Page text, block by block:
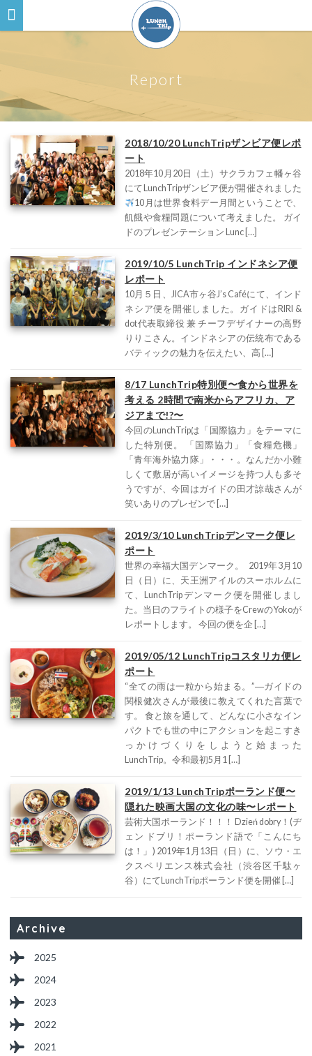
Report
2018/10/20 LunchTripザンビア便レポ
ート
2018年10月20日（土）サクラカフェ幡ヶ谷
にてLunchTripザンビア便が開催されました
10月は世界食料デー月間ということで、
飢餓や食糧問題について考えました。 ガイ
ドのプレゼンテーション Lunc […]
2019/10/5 LunchTrip インドネシア便
レポート
10月５日、JICA市ヶ谷J’s Caféにて、インド
ネシア便を開催しました。ガイドはRIRI &
dot代表取締役 兼 チーフデザイナーの高野
りりこさん。インドネシアの伝統布である
バティックの魅力を伝えたい、高 […]
8/17 LunchTrip特別便〜食から世界を
考える 2時間で南米からアフリカ、ア
ジアまで!?〜
今回のLunchTripは「国際協力」をテーマに
した特別便。 「国際協力」「食糧危機」
「青年海外協力隊」・・・。なんだか小難
しくて敷居が高いイメージを持つ人も多そ
うですが、今回はガイドの田才諒哉さんが
笑いありのプレゼンで […]
2019/3/10 LunchTripデンマーク便レ
ポート
世界の幸福大国デンマーク。 2019年3月10
日（日）に、天王洲アイルのスーホルムに
て、LunchTripデンマーク便を開催しまし
た。当日のフライトの様子をCrewのYokoが
レポートします。 今回の便を企 […]
2019/05/12 LunchTripコスタリカ便レ
ポート
“全ての雨は一粒から始まる。”―ガイドの
関根健次さんが最後に教えてくれた言葉で
す。 食と旅を通して、どんなに小さなイン
パクトでも世の中にアクションを起こすき
っかけづくりをしようと始まった
LunchTrip。令和最初5月1 […]
2019/1/13 LunchTripポーランド便〜
隠れた映画大国の文化の味〜レポート
芸術大国ポーランド！！！ Dzień dobry！(ヂ
ェン ドブリ！ポーランド語で「こんにち
は！」) 2019年1月13日（日）に、ソウ・エ
クスペリエンス株式会社（渋谷区千駄ヶ
谷）にてLunchTripポーランド便を開催 […]
Archive
2025
2024
2023
2022
2021